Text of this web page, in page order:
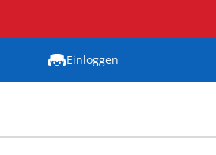
Einloggen